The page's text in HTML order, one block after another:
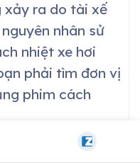
xảy ra do tài xế
nhân sử
nhiệt xe hơi
phải tìm đơn vị
phim cách